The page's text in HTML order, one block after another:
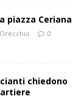
piazza Ceriana
0
chiedono